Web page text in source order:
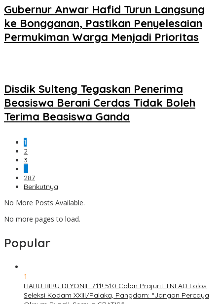
Gubernur Anwar Hafid Turun Langsung
ke Bongganan, Pastikan Penyelesaian
Permukiman Warga Menjadi Prioritas
Disdik Sulteng Tegaskan Penerima
Beasiswa Berani Cerdas Tidak Boleh
Terima Beasiswa Ganda
1
2
3
…
287
Berikutnya
No More Posts Available.
No more pages to load.
Popular
1
HARU BIRU DI YONIF 711! 510 Calon Prajurit TNI AD Lolos
Seleksi Kodam XXIII/Palaka, Pangdam: “Jangan Percaya